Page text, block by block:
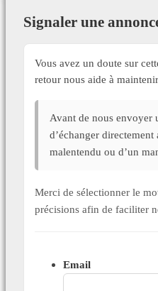
Signaler une
Vous avez un doute sur
retour nous aide à
Avant de nous envoyer
d’échanger
malentendu ou d’un
Merci de sélectionner le
précisions afin de faciliter
Email